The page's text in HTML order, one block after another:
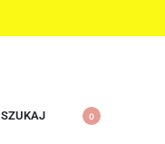
SZUKAJ 0